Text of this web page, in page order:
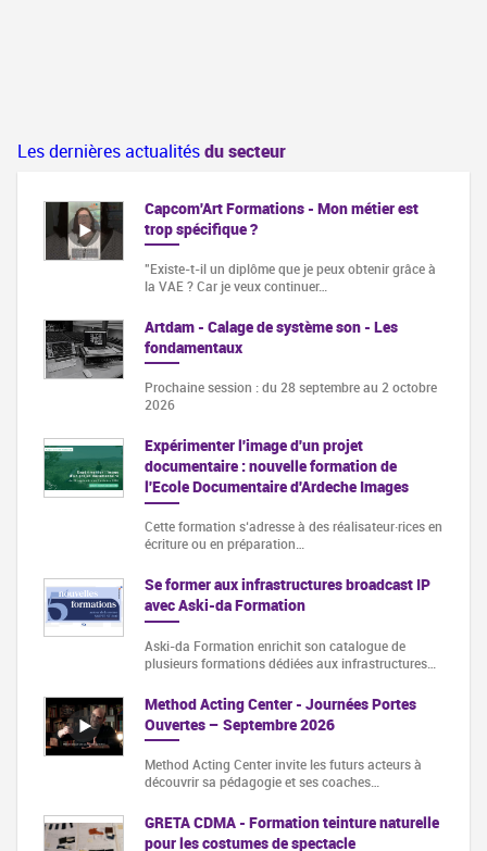
Les dernières actualitésdu secteur
Capcom'Art Formations - Mon métier est
trop spécifique ?
"Existe-t-il un diplôme que je peux obtenir grâce à
la VAE ? Car je veux continuer…
Artdam - Calage de système son - Les
fondamentaux
Prochaine session : du 28 septembre au 2 octobre
2026
Expérimenter l'image d'un projet
documentaire : nouvelle formation de
l'Ecole Documentaire d'Ardeche Images
Cette formation s‘adresse à des réalisateur·rices en
écriture ou en préparation…
Se former aux infrastructures broadcast IP
avec Aski-da Formation
Aski-da Formation enrichit son catalogue de
plusieurs formations dédiées aux infrastructures…
Method Acting Center - Journées Portes
Ouvertes – Septembre 2026
Method Acting Center invite les futurs acteurs à
découvrir sa pédagogie et ses coaches…
GRETA CDMA - Formation teinture naturelle
pour les costumes de spectacle